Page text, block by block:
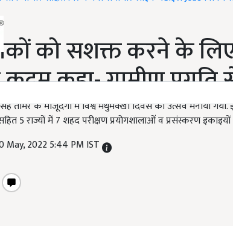
को सशक्त करने के लिए
कहा- ग्रामीण
तोमर के मौजूदगी में विश्व मधुमक्खी दिवस का उत्सव मनाया गया.
5 राज्यों में 7 शहद परीक्षण प्रयोगशालाओं व प्रसंस्करण
May, 2022 5:44 PM IST